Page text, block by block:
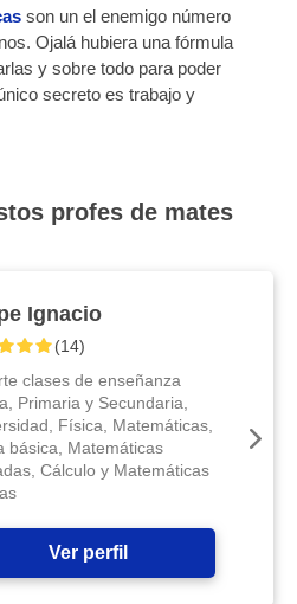
son un el enemigo número
Ojalá hubiera una fórmula
y sobre todo para poder
secreto es trabajo y
profes de mates
Ignacio
(14)
clases de enseñanza
Primaria y Secundaria,
Física, Matemáticas,
básica, Matemáticas
Cálculo y Matemáticas
Ver perfil